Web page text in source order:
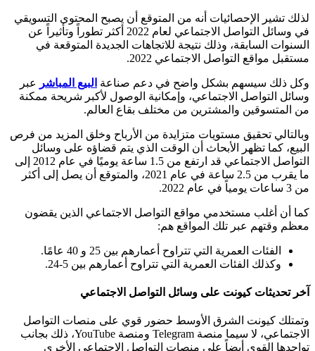
لذلك تشير الإحصائيات أنه من المتوقع أن يصبح المحتوى التسويقي
في وسائل التواصل الاجتماعي لعام 2022 أكثر تطوراً وتأثيراً عن
السنوات السابقة، وذلك نتيجة للاتجاهات الجديدة المتوقعة في
مستقبل مواقع التواصل الاجتماعي 2022.
وكل ذلك سيسهم بشكل واضح في دعم صناعة البيع المباشر
عبر
وسائل التواصل الاجتماعي، وإمكانية الوصول لأكبر شريحة ممكنة
من المتسوقين والمشترين من مختلف بقاع العالم.
وبالتالي تحقيق مستويات متزايدة من الأرباح وخلق المزيد من فرص
البيع، كما تظهر الأبحاث أن الوقت الذي يتم قضاؤه على وسائل
التواصل الاجتماعي قد ارتفع من 1.5 ساعة يوميًا في عام 2012 إلى
ما يقرب من 2.5 ساعة في عام 2021، والمتوقع أن يصل إلى أكثر
من 3 ساعات يومياً في عام 2022.
كما أن أغلب مستخدمي مواقع التواصل الاجتماعي الذين يقضون
معظم وقتهم عبر تلك المواقع هم:
الفئات العمرية التي تتراوح أعمارهم بين 25 و 40 عامًا.
وكذلك الفئات العمرية التي تتراوح أعمارهم بين 5-24.
آخر تحديثات كيونت على وسائل التواصل الاجتماعي
وتمتلك كيونت الشرق الأوسط حضور قوي على منصات التواصل
الاجتماعي، لا سيما منصة Telegram ومنصة YouTube، ذلك بجانب
تواجدها القوي أيضاً على منصات التواصل الاجتماعي الأخرى